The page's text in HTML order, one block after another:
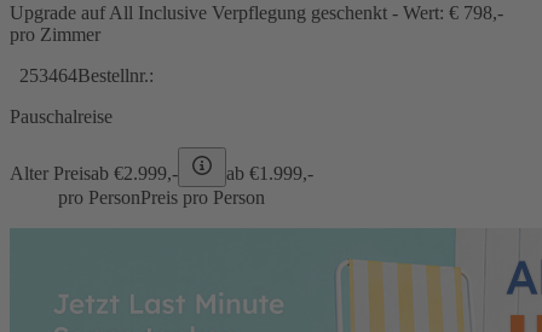
Upgrade auf All Inclusive Verpflegung geschenkt - Wert: € 798,-
pro Zimmer
253464Bestellnr.:
Pauschalreise
Alter Preisab €2.999,- ab €1.999,-
pro PersonPreis pro Person